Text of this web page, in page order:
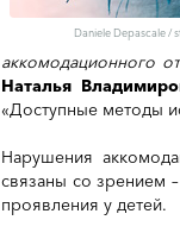
Daniele Depascale /
аккомодационного
Наталья
«Доступные методы
Нарушения
связаны со зрением
проявления у детей.